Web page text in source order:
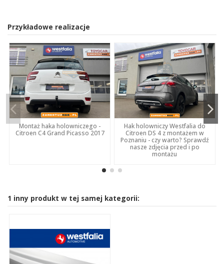
Przykładowe realizacje
Montaż haka holowniczego -
Citroen C4 Grand Picasso 2017
Hak holowniczy Westfalia do
Citroen DS 4 z montażem w
Poznaniu - czy warto? Sprawdź
nasze zdjęcia przed i po
montażu
1 inny produkt w tej samej kategorii: